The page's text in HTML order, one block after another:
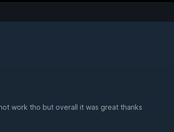
work tho but overall it was great thanks